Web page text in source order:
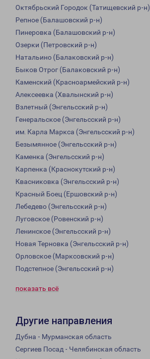
Октябрьский Городок (Татищевский р-н)
Репное (Балашовский р-н)
Пинеровка (Балашовский р-н)
Озерки (Петровский р-н)
Натальино (Балаковский р-н)
Быков Отрог (Балаковский р-н)
Каменский (Красноармейский р-н)
Алексеевка (Хвалынский р-н)
Взлетный (Энгельсский р-н)
Генеральское (Энгельсский р-н)
им. Карла Маркса (Энгельсский р-н)
Безымянное (Энгельсский р-н)
Каменка (Энгельсский р-н)
Карпенка (Краснокутский р-н)
Квасниковка (Энгельсский р-н)
Красный Боец (Ершовский р-н)
Лебедево (Энгельсский р-н)
Луговское (Ровенский р-н)
Ленинское (Энгельсский р-н)
Новая Терновка (Энгельсский р-н)
Орловское (Марксовский р-н)
Подстепное (Энгельсский р-н)
показать всё
Другие направления
Дубна - Мурманская область
Сергиев Посад - Челябинская область